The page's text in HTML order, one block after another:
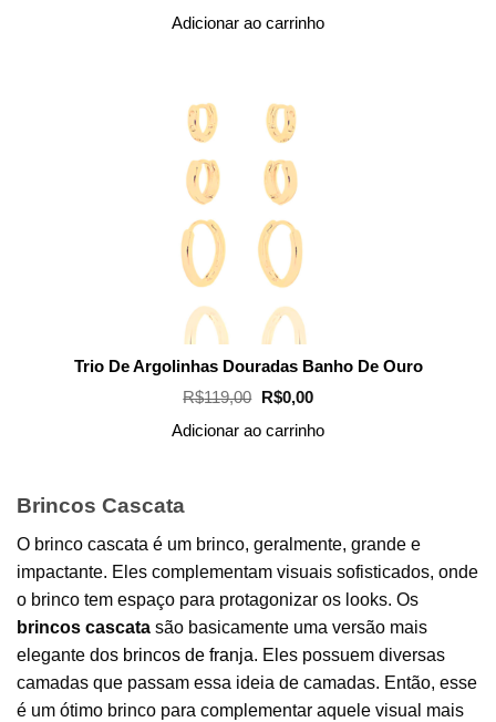
Adicionar ao carrinho
Trio De Argolinhas Douradas Banho De Ouro
R$119,00
O
original
R$0,00O
atual
Adicionar ao carrinho
Brincos Cascata
O brinco cascata é um brinco, geralmente, grande e
impactante. Eles complementam visuais sofisticados, onde
o brinco tem espaço para protagonizar os looks. Os
brincos cascata são basicamente uma versão mais
elegante dos brincos de franja. Eles possuem diversas
camadas que passam essa ideia de camadas. Então, esse
é um ótimo brinco para complementar aquele visual mais